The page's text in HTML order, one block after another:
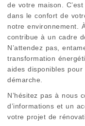
de votre maison.
dans le confort de
notre environnement.
contribue à un cadre
N’attendez pas,
transformation
aides disponibles
démarche.
N’hésitez pas à nous
d’informations et un
votre projet de